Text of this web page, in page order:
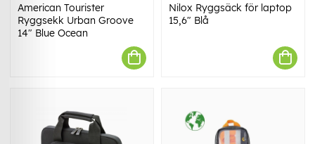
American Tourister
Ryggsekk Urban Groove
14" Blue Ocean
Nilox Ryggsäck för laptop
15,6" Blå